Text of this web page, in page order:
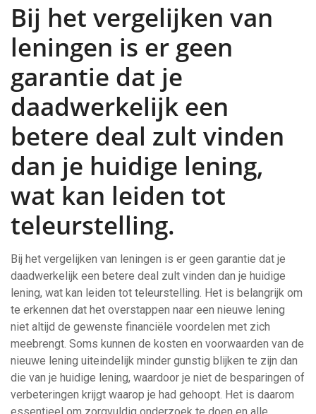
Bij het vergelijken van
leningen is er geen
garantie dat je
daadwerkelijk een
betere deal zult vinden
dan je huidige lening,
wat kan leiden tot
teleurstelling.
Bij het vergelijken van leningen is er geen garantie dat je
daadwerkelijk een betere deal zult vinden dan je huidige
lening, wat kan leiden tot teleurstelling. Het is belangrijk om
te erkennen dat het overstappen naar een nieuwe lening
niet altijd de gewenste financiële voordelen met zich
meebrengt. Soms kunnen de kosten en voorwaarden van de
nieuwe lening uiteindelijk minder gunstig blijken te zijn dan
die van je huidige lening, waardoor je niet de besparingen of
verbeteringen krijgt waarop je had gehoopt. Het is daarom